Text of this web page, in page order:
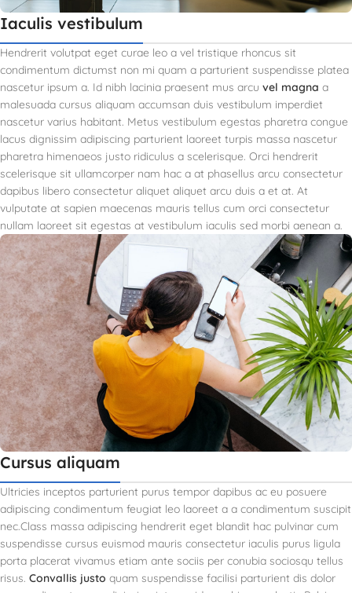
Iaculis vestibulum
Hendrerit volutpat eget curae leo a vel tristique rhoncus sit
condimentum dictumst non mi quam a parturient suspendisse platea
nascetur ipsum a. Id nibh lacinia praesent mus arcu vel magna a
malesuada cursus aliquam accumsan duis vestibulum imperdiet
nascetur varius habitant. Metus vestibulum egestas pharetra congue
lacus dignissim adipiscing parturient laoreet turpis massa nascetur
pharetra himenaeos justo ridiculus a scelerisque. Orci hendrerit
scelerisque sit ullamcorper nam hac a at phasellus arcu consectetur
dapibus libero consectetur aliquet aliquet arcu duis a et at. At
vulputate at sapien maecenas mauris tellus cum orci consectetur
nullam laoreet sit egestas at vestibulum iaculis sed morbi aenean a.
Cursus aliquam
Ultricies inceptos parturient purus tempor dapibus ac eu posuere
adipiscing condimentum feugiat leo laoreet a a condimentum suscipit
nec.Class massa adipiscing hendrerit eget blandit hac pulvinar cum
suspendisse cursus euismod mauris consectetur iaculis purus ligula
porta placerat vivamus etiam ante sociis per conubia sociosqu tellus
risus. Convallis justo quam suspendisse facilisi parturient dis dolor